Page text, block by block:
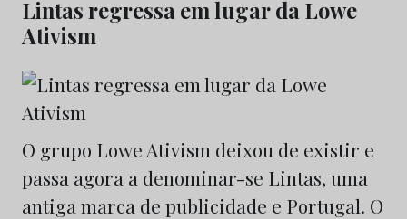
content
Lintas regressa em lugar da Lowe
Ativism
O grupo Lowe Ativism deixou de existir e
passa agora a denominar-se Lintas, uma
antiga marca de publicidade e Portugal. O